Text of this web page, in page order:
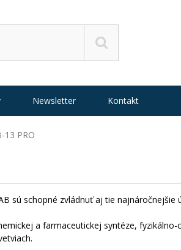
13 PRO
sú schopné zvládnuť aj tie
a farmaceutickej syntéze,
Newsletter Kontakt